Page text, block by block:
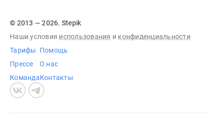
© 2013 — 2026. Stepik
Наши условия использования и конфиденциальности
Тарифы
Прессе
Команда
Помощь
О нас
Контакты